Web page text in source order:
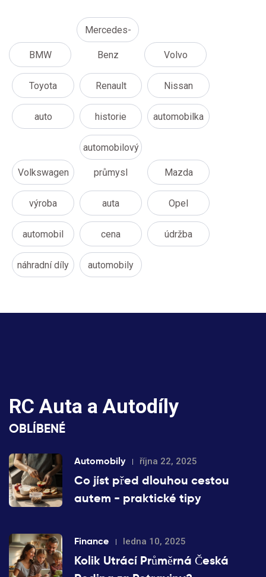
BMW
Mercedes-
Benz Volvo
Toyota Renault Nissan
auto historie automobilka
Volkswagen
automobilový
průmysl Mazda
výroba auta Opel
automobil cena údržba
náhradní díly automobily
RC Auta a Autodíly
OBLÍBENÉ
Automobily října 22, 2025
Co jíst před dlouhou cestou
autem - praktické tipy
Finance ledna 10, 2025
Kolik Utrácí Průměrná Česká